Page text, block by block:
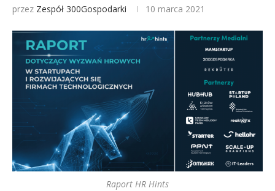
przez Zespół 300Gospodarki 10 marca 2021
Raport HR Hints